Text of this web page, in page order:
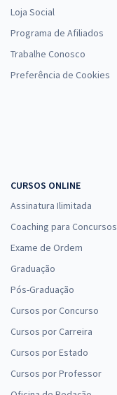
Loja Social
Programa de Afiliados
Trabalhe Conosco
Preferência de Cookies
CURSOS ONLINE
Assinatura Ilimitada
Coaching para Concursos
Exame de Ordem
Graduação
Pós-Graduação
Cursos por Concurso
Cursos por Carreira
Cursos por Estado
Cursos por Professor